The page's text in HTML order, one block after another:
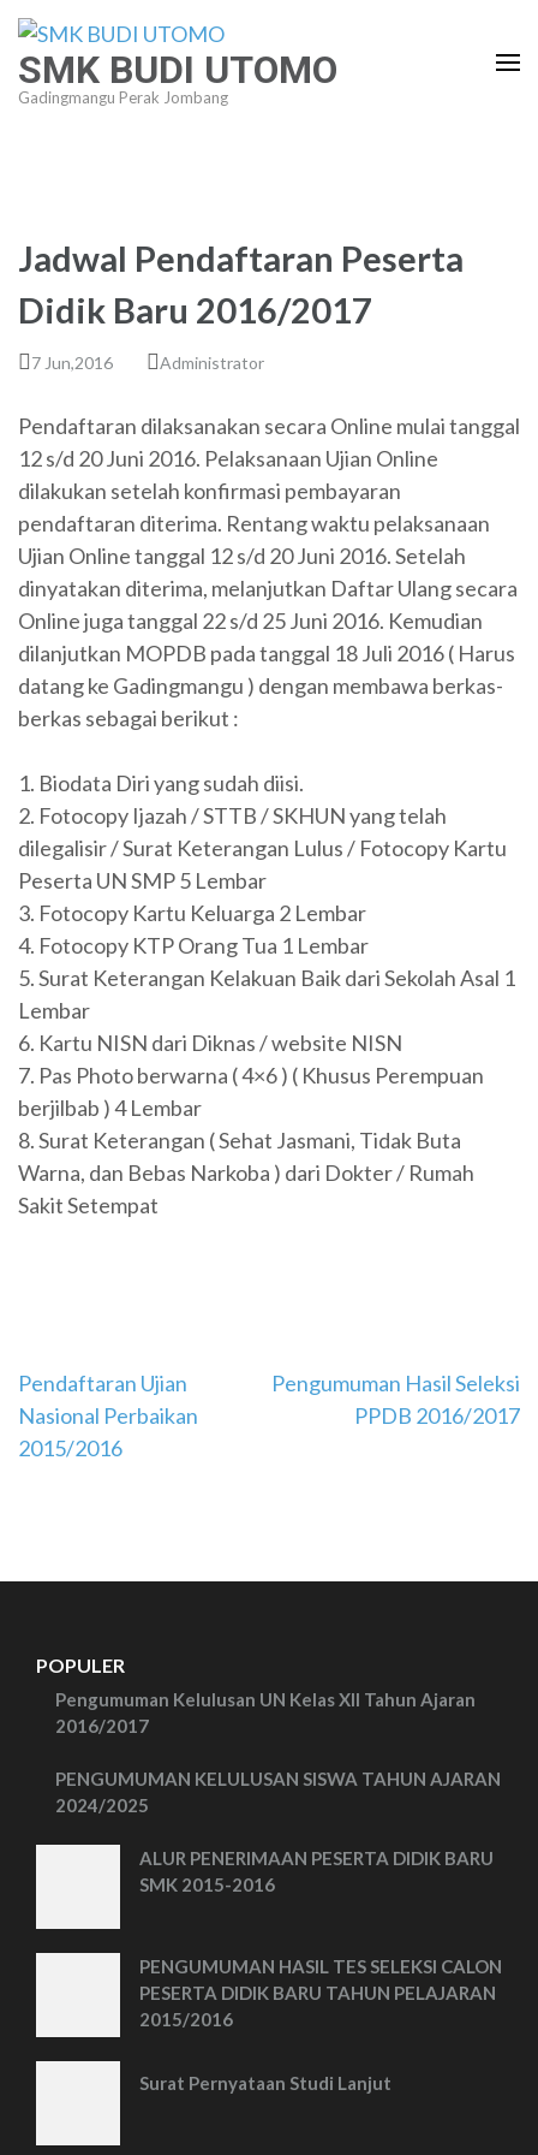
Lompat
konten
(Tekan
SMK BUDI UTOMO
Gadingmangu Perak Jombang
Jadwal Pendaftaran Peserta
Didik Baru 2016/2017
7 Jun,2016 Administrator
Pendaftaran dilaksanakan secara Online mulai tanggal
12 s/d 20 Juni 2016. Pelaksanaan Ujian Online
dilakukan setelah konfirmasi pembayaran
pendaftaran diterima. Rentang waktu pelaksanaan
Ujian Online tanggal 12 s/d 20 Juni 2016. Setelah
dinyatakan diterima, melanjutkan Daftar Ulang secara
Online juga tanggal 22 s/d 25 Juni 2016. Kemudian
dilanjutkan MOPDB pada tanggal 18 Juli 2016 ( Harus
datang ke Gadingmangu ) dengan membawa berkas-
berkas sebagai berikut :
1. Biodata Diri yang sudah diisi.
2. Fotocopy Ijazah / STTB / SKHUN yang telah
dilegalisir / Surat Keterangan Lulus / Fotocopy Kartu
Peserta UN SMP 5 Lembar
3. Fotocopy Kartu Keluarga 2 Lembar
4. Fotocopy KTP Orang Tua 1 Lembar
5. Surat Keterangan Kelakuan Baik dari Sekolah Asal 1
Lembar
6. Kartu NISN dari Diknas / website NISN
7. Pas Photo berwarna ( 4×6 ) ( Khusus Perempuan
berjilbab ) 4 Lembar
8. Surat Keterangan ( Sehat Jasmani, Tidak Buta
Warna, dan Bebas Narkoba ) dari Dokter / Rumah
Sakit Setempat
Navigasi
pos
Pendaftaran Ujian
Nasional Perbaikan
2015/2016
Pengumuman Hasil Seleksi
PPDB 2016/2017
POPULER
Pengumuman Kelulusan UN Kelas XII Tahun Ajaran
2016/2017
PENGUMUMAN KELULUSAN SISWA TAHUN AJARAN
2024/2025
ALUR PENERIMAAN PESERTA DIDIK BARU
SMK 2015-2016
PENGUMUMAN HASIL TES SELEKSI CALON
PESERTA DIDIK BARU TAHUN PELAJARAN
2015/2016
Surat Pernyataan Studi Lanjut